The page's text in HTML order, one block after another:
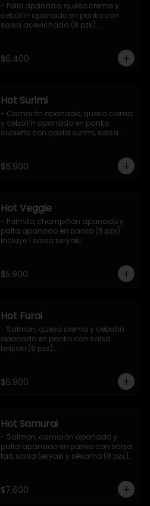
- Pollo apanado, queso crema y
cebollín apanado en panko con
salsa acevichada (8 pzs).
$6.400
Hot Surimi
- Camarón apanado, queso crema
y cebollín apanado en panko
cubierto con pasta surimi, salsa
$6.900
Hot Veggie
- Palmito, champiñón apanado y
palta apanado en panko (8 pzs).
Incluye 1 salsa teriyaki.
$5.900
Hot Furai
- Salmon, queso crema y cebollin
apanado en panko con salsa
teriyaki (8 pzs).
$6.900
Hot Samurai
- Salmon, camarón apanado y
palta apanado en panko con salsa
tari, salsa teriyaki y sésamo (8 pzs).
$7.600